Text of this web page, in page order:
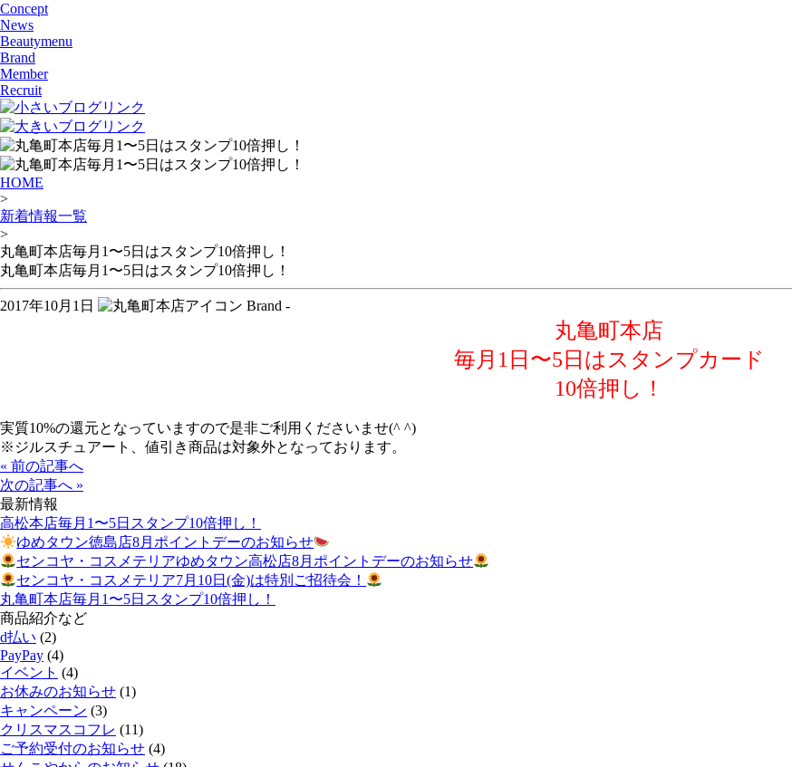
Concept
News
Beautymenu
Brand
Member
Recruit
HOME
>
新着情報一覧
>
丸亀町本店毎月1〜5日はスタンプ10倍押し！
丸亀町本店毎月1〜5日はスタンプ10倍押し！
2017年10月1日 Brand -
丸亀町本店
毎月1日〜5日はスタンプカード
10倍押し！
実質10%の還元となっていますので是非ご利用くださいませ(^ ^)
※ジルスチュアート、値引き商品は対象外となっております。
« 前の記事へ
次の記事へ »
最新情報
高松本店毎月1〜5日スタンプ10倍押し！
ゆめタウン徳島店8月ポイントデーのお知らせ
センコヤ・コスメテリアゆめタウン高松店8月ポイントデーのお知らせ
センコヤ・コスメテリア7月10日(金)は特別ご招待会！
丸亀町本店毎月1〜5日スタンプ10倍押し！
商品紹介など
d払い (2)
PayPay (4)
イベント (4)
お休みのお知らせ (1)
キャンペーン (3)
クリスマスコフレ (11)
ご予約受付のお知らせ (4)